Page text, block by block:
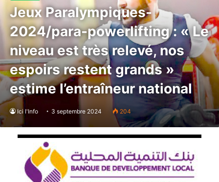
Jeux Paralympiques-
2024/para-powerlifting : « Le
niveau est très relevé, nos
espoirs restent grands »
estime l’entraîneur national
Ici l'Info 3 septembre 2024 204